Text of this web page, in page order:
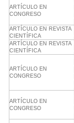
ARTÍCULO EN
CONGRESO
ARTÍCULO EN REVISTA
CIENTÍFICA
ARTÍCULO EN REVISTA
CIENTÍFICA
ARTÍCULO EN
CONGRESO
ARTÍCULO EN
CONGRESO